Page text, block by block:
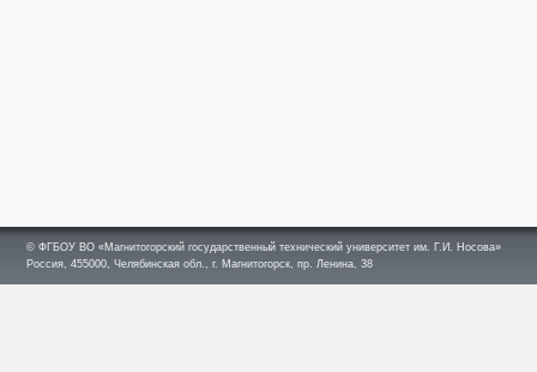
© ФГБОУ ВО «Магнитогорский государственный технический университет им. Г.И. Носова»
Россия, 455000, Челябинская обл., г. Магнитогорск, пр. Ленина, 38